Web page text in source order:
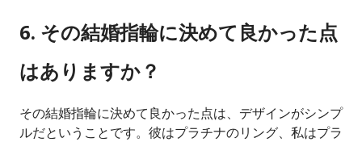
6. その結婚指輪に決めて良かった点
はありますか？
その結婚指輪に決めて良かった点は、デザインがシンプ
ルだということです。彼はプラチナのリング、私はプラ